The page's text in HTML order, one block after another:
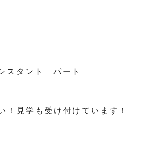
タント パート
！見学も受け付けています！